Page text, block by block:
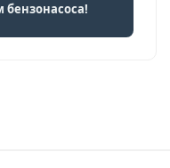
бензонасоса!